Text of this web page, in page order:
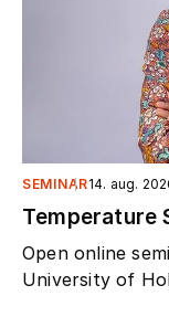
SEMINAR14. aug.
Temperature
Open online
University of